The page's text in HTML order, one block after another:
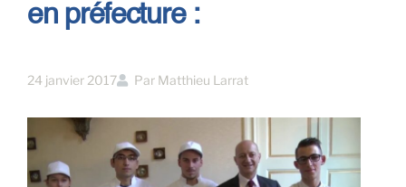
en préfecture :
24 janvier 2017 Par Matthieu Larrat